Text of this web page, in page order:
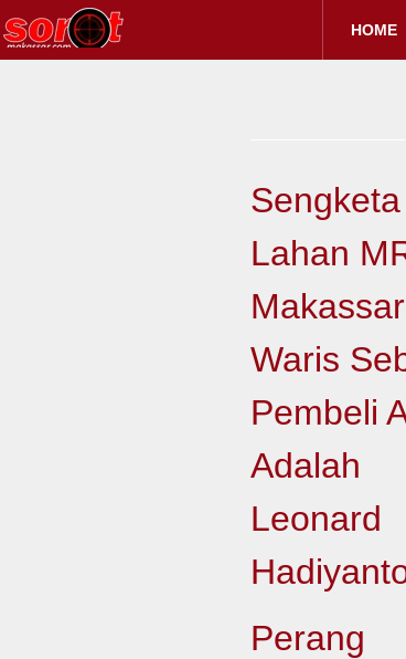
HOME
Sengketa
Lahan
Waris
Pembeli
Adalah
Leonard
Perang